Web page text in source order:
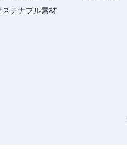
テナブル素材